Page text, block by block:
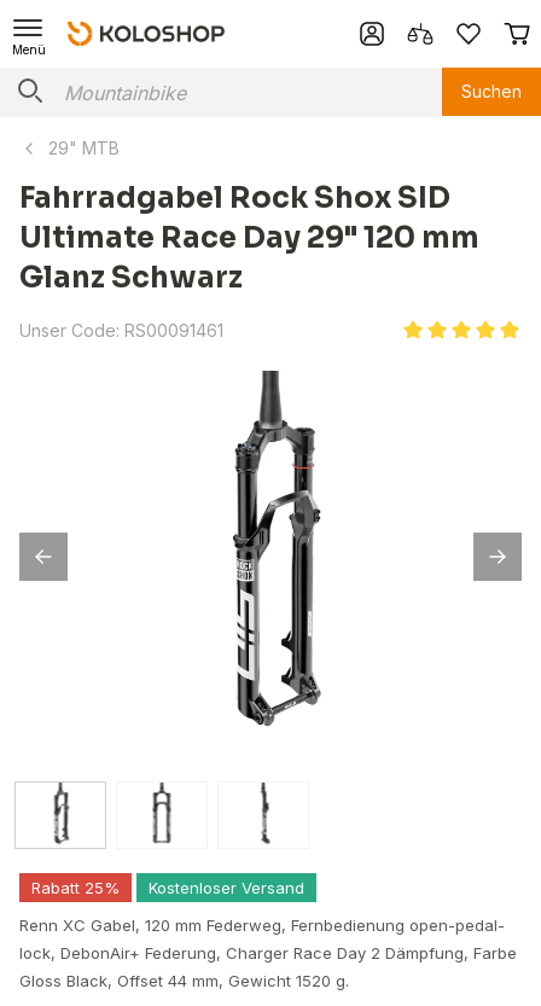
Menü
Suchen
29" MTB
Fahrradgabel Rock Shox SID
Ultimate Race Day 29" 120 mm
Glanz Schwarz
Unser Code: RS00091461
Rabatt 25%
Kostenloser Versand
Renn XC Gabel, 120 mm Federweg, Fernbedienung open-pedal-
lock, DebonAir+ Federung, Charger Race Day 2 Dämpfung, Farbe
Gloss Black, Offset 44 mm, Gewicht 1520 g.